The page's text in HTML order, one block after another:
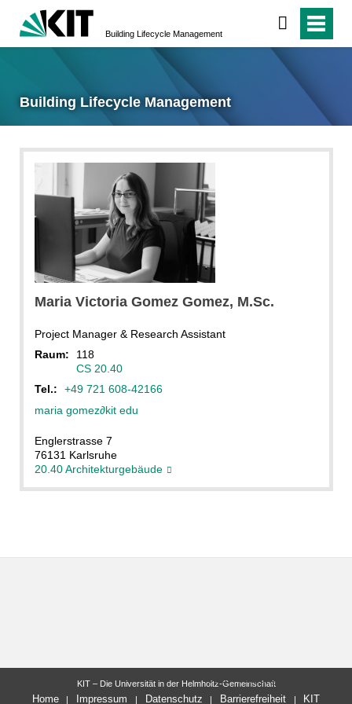
Building Lifecycle Management
Building Lifecycle Management
Maria Victoria Gomez Gomez, M.Sc.
Project Manager & Research Assistant
Raum:
118
CS 20.40
Tel.:
+49 721 608-42166
maria gomez∂kit edu
Englerstrasse 7
76131 Karlsruhe
20.40 Architekturgebäude
letzte Änderung: 16.09.2020
KIT – Die Universität in der Helmholtz-Gemeinschaft
Home Impressum Datenschutz Barrierefreiheit KIT